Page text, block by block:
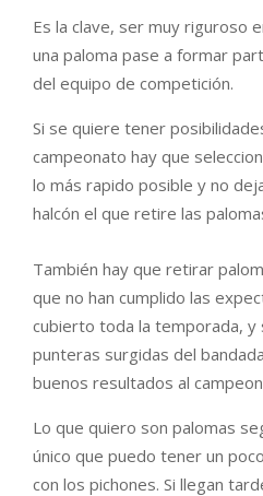
Es la clave, ser muy riguroso
una paloma pase a formar
del equipo de competición.
Si se quiere tener
campeonato hay que
lo más rapido posible y no
halcón el que retire las
También hay que retirar
que no han cumplido las
cubierto toda la temporada,
punteras surgidas del
buenos resultados al
Lo que quiero son palomas
único que puedo tener un
con los pichones. Si llegan